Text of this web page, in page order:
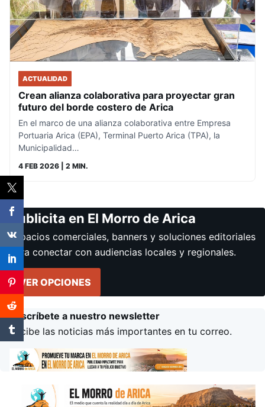
ACTUALIDAD
Crean alianza colaborativa para proyectar gran
futuro del borde costero de Arica
En el marco de una alianza colaborativa entre Empresa
Portuaria Arica (EPA), Terminal Puerto Arica (TPA), la
Municipalidad…
4 FEB 2026 | 2 MIN.
Publicita en El Morro de Arica
Espacios comerciales, banners y soluciones editoriales
para conectar con audiencias locales y regionales.
VER OPCIONES
Suscríbete a nuestro newsletter
Recibe las noticias más importantes en tu correo.